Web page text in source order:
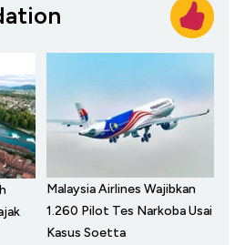
Malaysia Airlines Wajibkan
1.260 Pilot Tes Narkoba Usai
Kasus Soetta